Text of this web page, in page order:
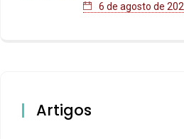
6 de agosto de
Artigos